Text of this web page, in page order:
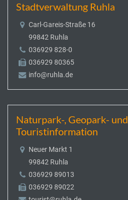
Stadtverwaltung Ruhla
Carl-Gareis-Straße 16
99842 Ruhla
036929 828-0
036929 80365
info@ruhla.de
Naturpark-, Geopark- und
Touristinformation
Neuer Markt 1
99842 Ruhla
036929 89013
036929 89022